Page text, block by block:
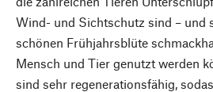
Wind- und Sichtschutz sind – und
schönen Frühjahrsblüte
Mensch und Tier genutzt werden
sind sehr regenerationsfähig,